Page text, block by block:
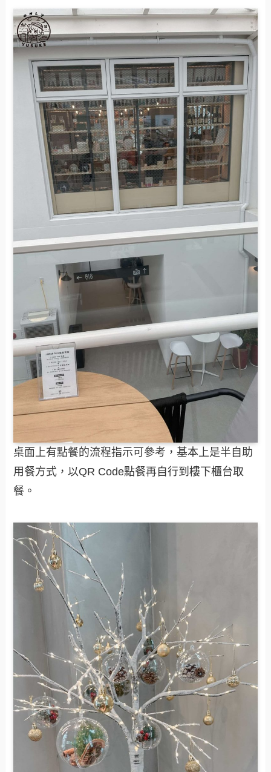
桌面上有點餐的流程指示可參考，基本上是半自助
用餐方式，以QR Code點餐再自行到樓下櫃台取
餐。